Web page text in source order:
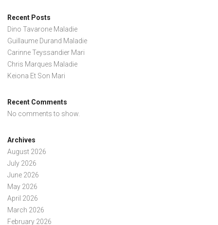
Recent Posts
Dino Tavarone Maladie
Guillaume Durand Maladie
Carinne Teyssandier Mari
Chris Marques Maladie
Keiona Et Son Mari
Recent Comments
No comments to show.
Archives
August 2026
July 2026
June 2026
May 2026
April 2026
March 2026
February 2026